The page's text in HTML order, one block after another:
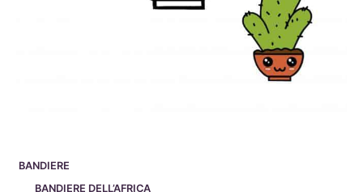
BANDIERE
BANDIERE DELL’AFRICA